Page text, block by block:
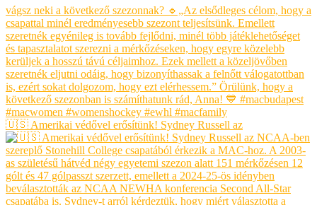
🇺🇸 Amerikai védővel erősítünk! Sydney Russell az